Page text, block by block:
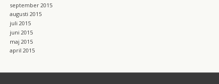
september 2015
augusti 2015
juli 2015
juni 2015
maj 2015
april 2015